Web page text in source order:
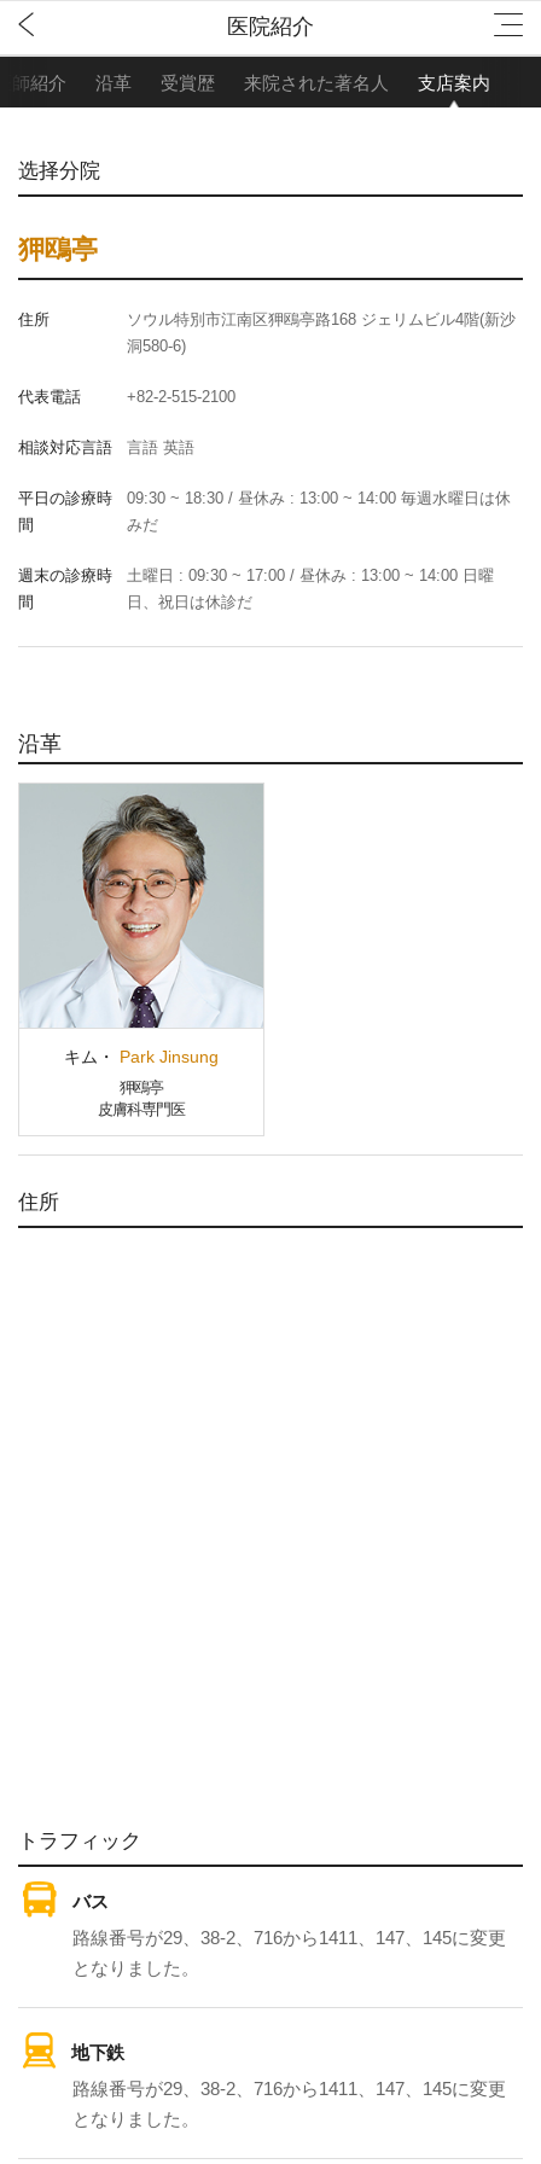
医院紹介
師紹介 沿革 受賞歴 来院された著名人 支店案内
选择分院
狎鴎亭
住所
ソウル特別市江南区狎鴎亭路168 ジェリムビル4階(新沙
洞580-6)
代表電話 +82-2-515-2100
相談対応言語 言語 英語
平日の診療時
間
09:30 ~ 18:30 / 昼休み : 13:00 ~ 14:00 毎週水曜日は休
みだ
週末の診療時
間
土曜日 : 09:30 ~ 17:00 / 昼休み : 13:00 ~ 14:00 日曜
日、祝日は休診だ
沿革
キム・ Park Jinsung
狎鴎亭
皮膚科専門医
住所
トラフィック
バス
路線番号が29、38-2、716から1411、147、145に変更
となりました。
地下鉄
路線番号が29、38-2、716から1411、147、145に変更
となりました。